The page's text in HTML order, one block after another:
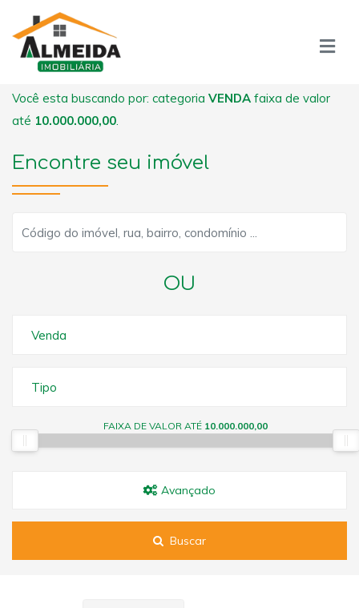
Você esta buscando por: categoria VENDA faixa de valor
até 10.000.000,00
Encontre seu imóvel
OU
Venda
Tipo
FAIXA DE VALOR ATÉ 10.000.000,00
Avançado
Buscar